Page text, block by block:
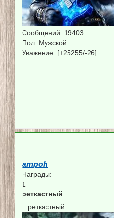
Сообщений: 19403
Пол: Мужской
Уважение: [+25255/-26]
ampoh
Награды:
1
реткастный
.: реткастный